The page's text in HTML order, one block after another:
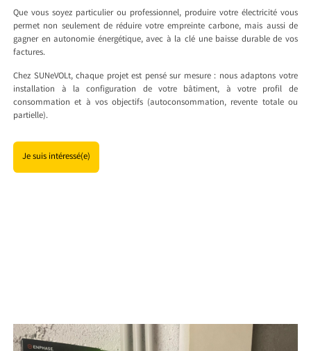
Que vous soyez particulier ou professionnel, produire votre électricité vous
permet non seulement de réduire votre empreinte carbone, mais aussi de
gagner en autonomie énergétique, avec à la clé une baisse durable de vos
factures.
Chez SUNeVOLt, chaque projet est pensé sur mesure : nous adaptons votre
installation à la configuration de votre bâtiment, à votre profil de
consommation et à vos objectifs (autoconsommation, revente totale ou
partielle).
Je suis intéressé(e)